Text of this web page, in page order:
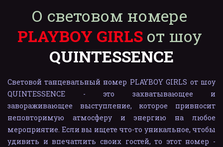
PLAYBOY GIRLS
QUINTESSENCE
Световой танцевальный номер PLAYBOY GIRLS от шоу
QUINTESSENCE - это захватывающее и
завораживающее выступление, которое привносит
неповторимую атмосферу и энергию на любое
мероприятие. Если вы ищете что-то уникальное, чтобы
удивить и впечатлить своих гостей, то этот номер -